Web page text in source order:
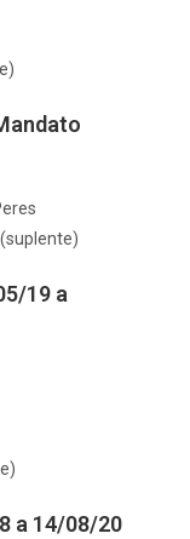
19 a
a 14/08/20